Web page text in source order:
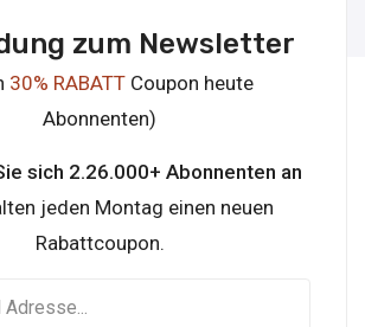
zum Newsletter
30% RABATTCoupon heute
Abonnenten)
sich 2.26.000+ Abonnenten an
jeden Montag einen neuen
Rabattcoupon.